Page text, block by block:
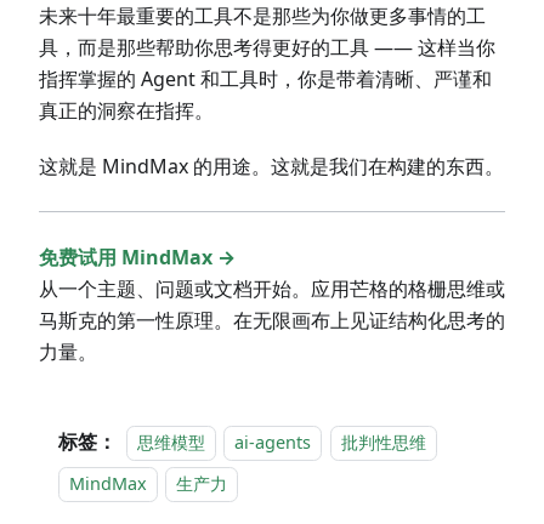
未来十年最重要的工具不是那些为你做更多事情的工
具，而是那些帮助你思考得更好的工具 —— 这样当你
指挥掌握的 Agent 和工具时，你是带着清晰、严谨和
真正的洞察在指挥。
这就是 MindMax 的用途。这就是我们在构建的东西。
免费试用 MindMax →
从一个主题、问题或文档开始。应用芒格的格栅思维或
马斯克的第一性原理。在无限画布上见证结构化思考的
力量。
标签： 思维模型 ai-agents
批判性思维
MindMax
生产力